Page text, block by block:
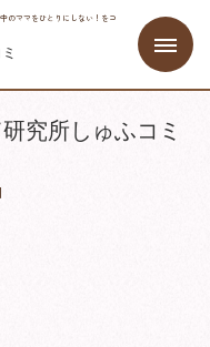
のママをひとりにしない！をコ